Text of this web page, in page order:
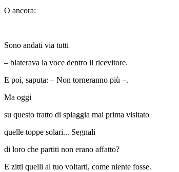
O ancora:
Sono andati via tutti
– blaterava la voce dentro il ricevitore.
E poi, saputa: – Non torneranno più –.
Ma oggi
su questo tratto di spiaggia mai prima visitato
quelle toppe solari... Segnali
di loro che partiti non erano affatto?
E zitti quelli al tuo voltarti, come niente fosse.